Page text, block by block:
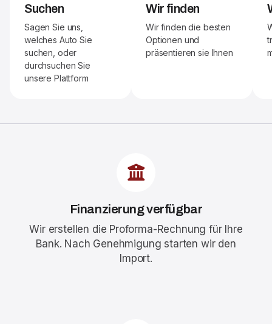
Suchen
Sagen Sie uns,
welches Auto Sie
suchen, oder
durchsuchen Sie
unsere Plattform
Wir finden
Wir finden die besten
Optionen und
präsentieren sie Ihnen
Finanzierung verfügbar
Wir erstellen die Proforma-Rechnung für Ihre
Bank. Nach Genehmigung starten wir den
Import.